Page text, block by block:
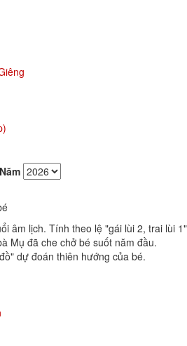
Năm
âm lịch. Tính theo lệ "gái lùi 2, trai lùi 1"
Mụ đã che chở bé suốt năm đầu.
dự đoán thiên hướng của bé.